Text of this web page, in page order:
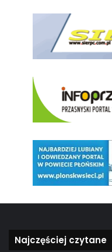
Najczęściej czytane